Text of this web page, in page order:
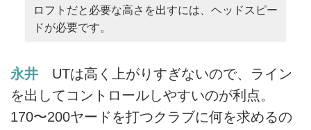
ロフトだと必要な高さを出すには、ヘッドスピー
ドが必要です。
永井 UTは高く上がりすぎないので、ライン
を出してコントロールしやすいのが利点。
170〜200ヤードを打つクラブに何を求めるの